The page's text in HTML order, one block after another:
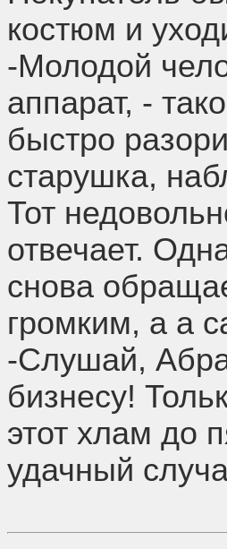
костюм и
-Молодой
аппарат, -
быстро
старушка,
Тот
отвечает.
снова
громким, а а
-Слушай,
бизнесу!
этот хлам до
удачный